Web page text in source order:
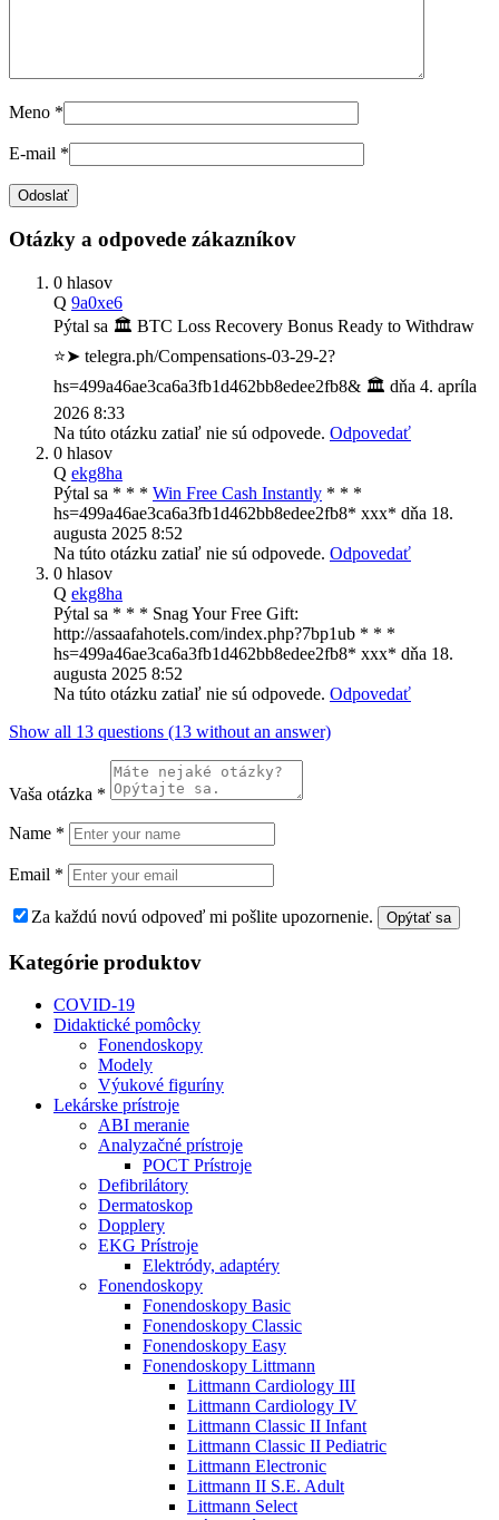
Meno *
E-mail *
Otázky a odpovede zákazníkov
0 hlasov
Q 9a0xe6
Pýtal sa 🏛️ BTC Loss Recovery Bonus Ready to Withdraw
⭐➤ telegra.ph/Compensations-03-29-2?
hs=499a46ae3ca6a3fb1d462bb8edee2fb8& 🏛️ dňa 4. apríla
2026 8:33
Na túto otázku zatiaľ nie sú odpovede. Odpovedať
0 hlasov
Q ekg8ha
Pýtal sa * * * Win Free Cash Instantly * * *
hs=499a46ae3ca6a3fb1d462bb8edee2fb8* ххх* dňa 18.
augusta 2025 8:52
Na túto otázku zatiaľ nie sú odpovede. Odpovedať
0 hlasov
Q ekg8ha
Pýtal sa * * * Snag Your Free Gift:
http://assaafahotels.com/index.php?7bp1ub * * *
hs=499a46ae3ca6a3fb1d462bb8edee2fb8* ххх* dňa 18.
augusta 2025 8:52
Na túto otázku zatiaľ nie sú odpovede. Odpovedať
Show all 13 questions (13 without an answer)
Vaša otázka *
Name *
Email *
Za každú novú odpoveď mi pošlite upozornenie.
Kategórie produktov
COVID-19
Didaktické pomôcky
Fonendoskopy
Modely
Výukové figuríny
Lekárske prístroje
ABI meranie
Analyzačné prístroje
POCT Prístroje
Defibrilátory
Dermatoskop
Dopplery
EKG Prístroje
Elektródy, adaptéry
Fonendoskopy
Fonendoskopy Basic
Fonendoskopy Classic
Fonendoskopy Easy
Fonendoskopy Littmann
Littmann Cardiology III
Littmann Cardiology IV
Littmann Classic II Infant
Littmann Classic II Pediatric
Littmann Electronic
Littmann II S.E. Adult
Littmann Select